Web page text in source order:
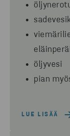
öljyvesi
pian
LUE LISÄÄ